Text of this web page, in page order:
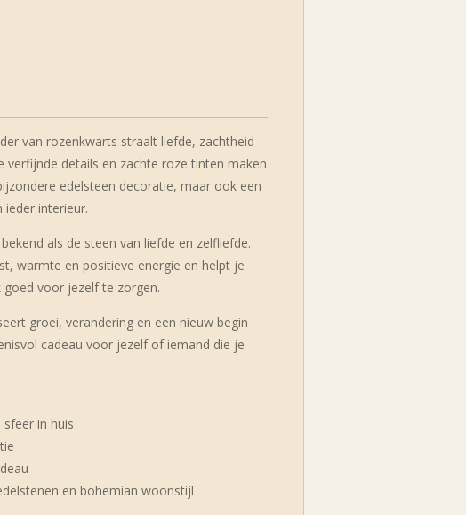
van rozenkwarts straalt liefde, zachtheid
verfijnde details en zachte roze tinten maken
edelsteen decoratie, maar ook een
ieder interieur.
als de steen van liefde en zelfliefde.
warmte en positieve energie en helpt je
voor jezelf te zorgen.
groei, verandering en een nieuw begin
cadeau voor jezelf of iemand die je
sfeer in huis
en bohemian woonstijl